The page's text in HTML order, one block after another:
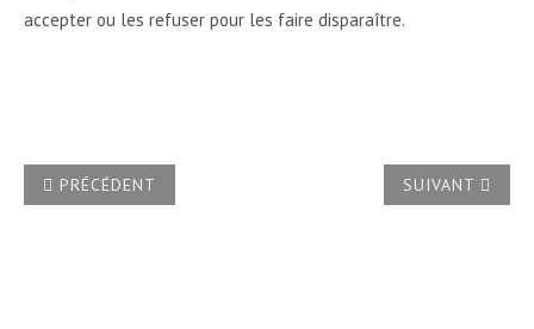
accepter ou les refuser pour les faire disparaître.
ARTICLE PRÉCÉDENT : EST-IL POSSIBLE D'AJOUTER OU
PRÉCÉDENT ARTICLE
SUIVANT